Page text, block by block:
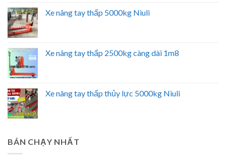
Xe nâng tay thấp 5000kg Niuli
Xe nâng tay thấp 2500kg càng dài 1m8
Xe nâng tay thấp thủy lực 5000kg Niuli
BÁN CHẠY NHẤT